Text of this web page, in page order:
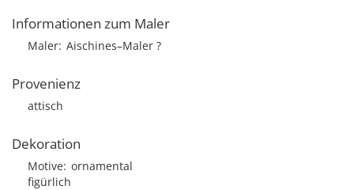
Informationen zum Maler
Maler Aischines–Maler ?
Provenienz
attisch
Dekoration
Motive ornamental
figürlich